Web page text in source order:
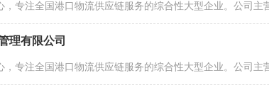
，专注全国港口物流供应链服务的综合性大型企业。公司主
理有限公司
，专注全国港口物流供应链服务的综合性大型企业。公司主